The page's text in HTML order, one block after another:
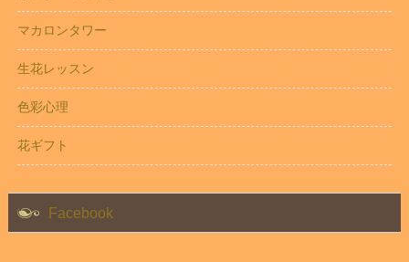
マカロンタワー
生花レッスン
色彩心理
花ギフト
Facebook